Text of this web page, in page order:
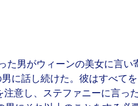
男がウィーンの美女に言い
に話し続けた。彼はすべて
意し、ステファニーに言った